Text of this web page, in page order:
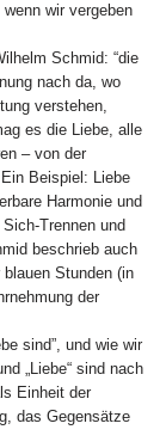
wir vergeben
Schmid: “die
nach da, wo
verstehen,
es die Liebe, alle
– von der
Beispiel: Liebe
Harmonie und
Trennen und
beschrieb auch
Stunden (in
der
sind”, und wie wir
„Liebe“ sind nach
Einheit der
das Gegensätze